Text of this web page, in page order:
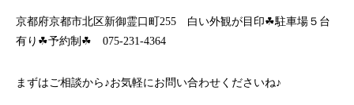
京都府京都市北区新御霊口町255 白い外観が目印☘駐車場５台
有り☘予約制☘ 075-231-4364
まずはご相談から♪お気軽にお問い合わせくださいね♪